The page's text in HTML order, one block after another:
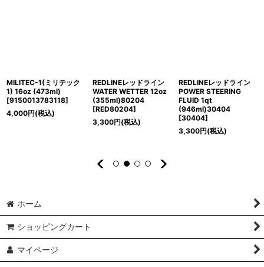
MILITEC-1(ミリテック
1) 16oz (473ml)
[9150013783118]
4,000円(税込)
REDLINEレッドライン
WATER WETTER 12oz
(355ml)80204
[RED80204]
3,300円(税込)
REDLINEレッドライン
POWER STEERING
FLUID 1qt
(946ml)30404
[30404]
3,300円(税込)
ホーム
ショッピングカート
マイページ